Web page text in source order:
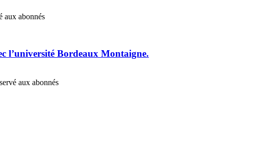
aux abonnés
l’université Bordeaux Montaigne.
aux abonnés